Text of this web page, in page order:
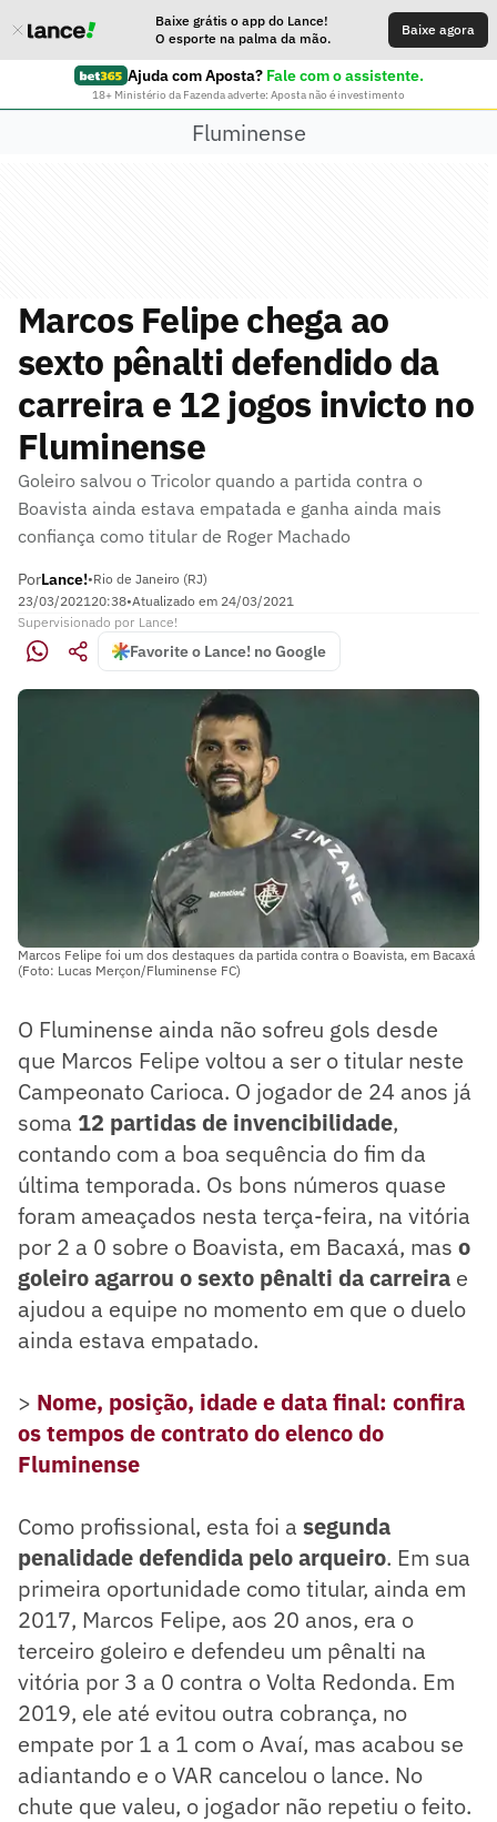
Baixe grátis o app do Lance!
O esporte na palma da mão.
Baixe agora
Ajuda com Aposta? Fale com o assistente.
18+ Ministério da Fazenda adverte: Aposta não é investimento
Fluminense
Marcos Felipe chega ao
sexto pênalti defendido da
carreira e 12 jogos invicto no
Fluminense
Goleiro salvou o Tricolor quando a partida contra o
Boavista ainda estava empatada e ganha ainda mais
confiança como titular de Roger Machado
PorLance!•Rio de Janeiro (RJ)
23/03/202120:38•Atualizado em 24/03/2021
Supervisionado por Lance!
Favorite o Lance! no Google
Marcos Felipe foi um dos destaques da partida contra o Boavista, em Bacaxá
(Foto: Lucas Merçon/Fluminense FC)
O Fluminense ainda não sofreu gols desde
que Marcos Felipe voltou a ser o titular neste
Campeonato Carioca. O jogador de 24 anos já
soma 12 partidas de invencibilidade,
contando com a boa sequência do fim da
última temporada. Os bons números quase
foram ameaçados nesta terça-feira, na vitória
por 2 a 0 sobre o Boavista, em Bacaxá, mas o
goleiro agarrou o sexto pênalti da carreira e
ajudou a equipe no momento em que o duelo
ainda estava empatado.
> Nome, posição, idade e data final: confira
os tempos de contrato do elenco do
Fluminense
Como profissional, esta foi a segunda
penalidade defendida pelo arqueiro. Em sua
primeira oportunidade como titular, ainda em
2017, Marcos Felipe, aos 20 anos, era o
terceiro goleiro e defendeu um pênalti na
vitória por 3 a 0 contra o Volta Redonda. Em
2019, ele até evitou outra cobrança, no
empate por 1 a 1 com o Avaí, mas acabou se
adiantando e o VAR cancelou o lance. No
chute que valeu, o jogador não repetiu o feito.